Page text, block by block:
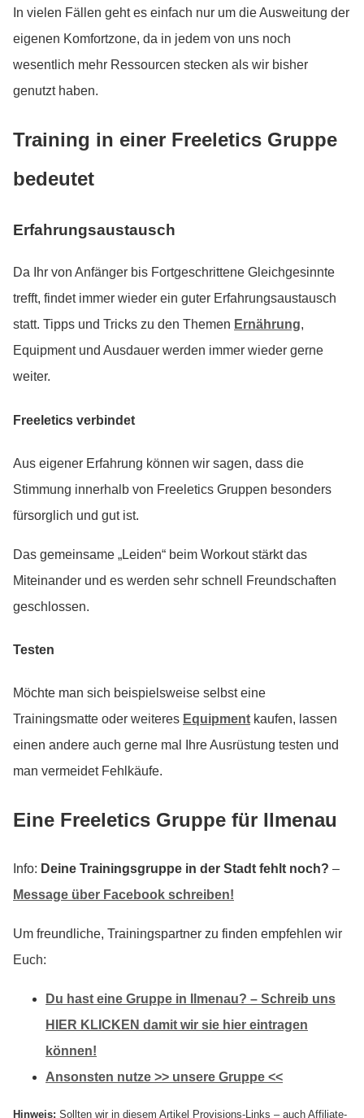
In vielen Fällen geht es einfach nur um die Ausweitung der
eigenen Komfortzone, da in jedem von uns noch
wesentlich mehr Ressourcen stecken als wir bisher
genutzt haben.
Training in einer Freeletics Gruppe
bedeutet
Erfahrungsaustausch
Da Ihr von Anfänger bis Fortgeschrittene Gleichgesinnte
trefft, findet immer wieder ein guter Erfahrungsaustausch
statt. Tipps und Tricks zu den Themen Ernährung,
Equipment und Ausdauer werden immer wieder gerne
weiter.
Freeletics verbindet
Aus eigener Erfahrung können wir sagen, dass die
Stimmung innerhalb von Freeletics Gruppen besonders
fürsorglich und gut ist.
Das gemeinsame „Leiden“ beim Workout stärkt das
Miteinander und es werden sehr schnell Freundschaften
geschlossen.
Testen
Möchte man sich beispielsweise selbst eine
Trainingsmatte oder weiteres Equipment kaufen, lassen
einen andere auch gerne mal Ihre Ausrüstung testen und
man vermeidet Fehlkäufe.
Eine Freeletics Gruppe für Ilmenau
Info: Deine Trainingsgruppe in der Stadt fehlt noch? –
Message über Facebook schreiben!
Um freundliche, Trainingspartner zu finden empfehlen wir
Euch:
Du hast eine Gruppe in Ilmenau? – Schreib uns
HIER KLICKEN damit wir sie hier eintragen
können!
Ansonsten nutze >> unsere Gruppe <<
Hinweis: Sollten wir in diesem Artikel Provisions-Links – auch Affiliate-